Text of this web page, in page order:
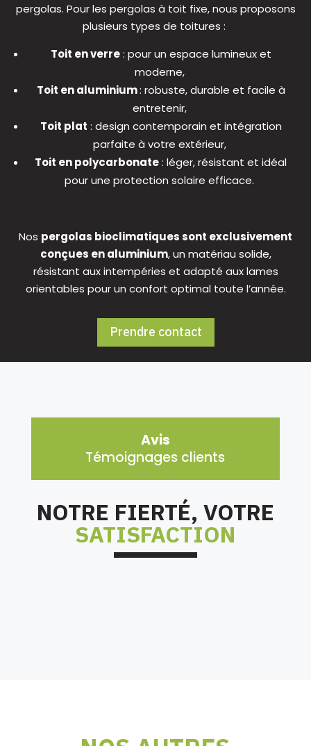
pergolas. Pour les pergolas à toit fixe, nous proposons
plusieurs types de toitures :
Toit en verre: pour un espace lumineux et
moderne,
Toit en aluminium: robuste, durable et facile à
entretenir,
Toit plat : design contemporain et intégration
parfaite à votre extérieur,
Toit en polycarbonate: léger, résistant et idéal
pour une protection solaire efficace.
Nos pergolas bioclimatiques sont exclusivement
conçues en aluminium, un matériau solide,
résistant aux intempéries et adapté aux lames
orientables pour un confort optimal toute l’année.
Prendre contact
Avis
Témoignages clients
NOTRE FIERTÉ, VOTRE
SATISFACTION